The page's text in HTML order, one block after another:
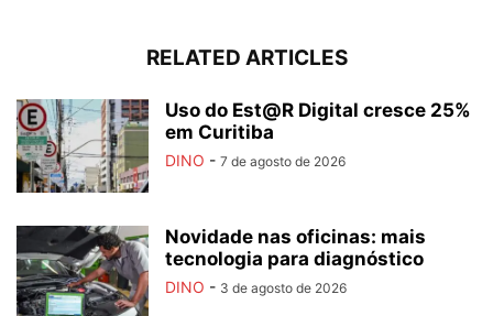
RELATED ARTICLES
Uso do Est@R Digital cresce 25%
em Curitiba
DINO - 7 de agosto de 2026
Novidade nas oficinas: mais
tecnologia para diagnóstico
DINO - 3 de agosto de 2026